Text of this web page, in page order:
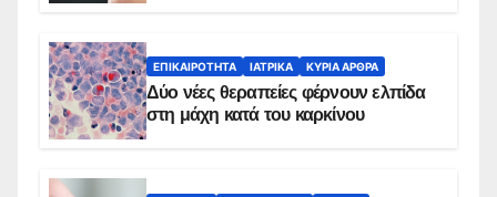
ΕΠΙΚΑΙΡΌΤΗΤΑ ΙΑΤΡΙΚΆ ΚΥΡΙΑ ΑΡΘΡΑ
Δύο νέες θεραπείες φέρνουν ελπίδα
στη μάχη κατά του καρκίνου